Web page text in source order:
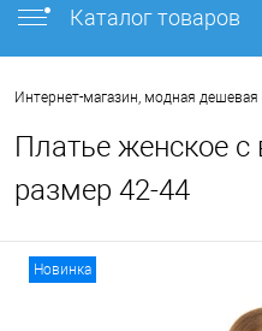
Каталог товаров
Интернет-магазин, модная
Платье женское
размер 42-44
Новинка